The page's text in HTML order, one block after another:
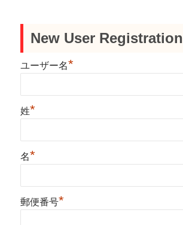
New User Registration
ユーザー名*
姓*
名*
郵便番号*